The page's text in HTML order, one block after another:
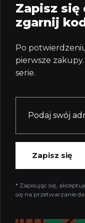
Zapisz
zgarnij
Po
pierwsze
serie.
Zapisz się
* Zapisując się,
się na przetwarzanie